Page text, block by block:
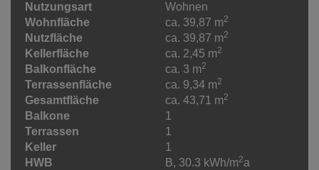
Nutzungsart
Wohnen
Wohnfläche
ca. 39,87 m2
Nutzfläche ca. 39,87 m2
Kellerfläche ca. 2,45 m2
Balkonfläche ca. 3 m2
Terrassenfläche ca. 9,34 m2
Gesamtfläche ca. 43,71 m2
Balkone
1
Terrassen
1
Keller
1
HWB
B, 30.3 kWh/m2a